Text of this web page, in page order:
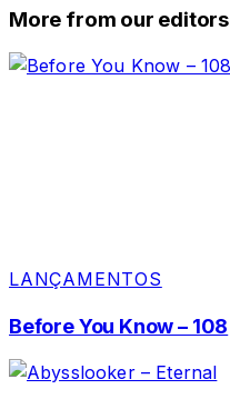
More from our editors
LANÇAMENTOS
Before You Know – 108